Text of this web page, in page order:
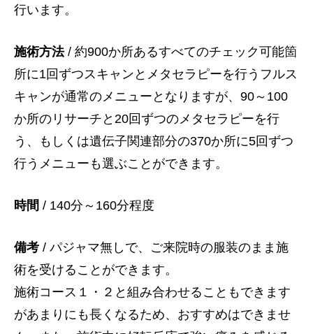
行います。
施術方法/ 約900か所あるすべてのチェック可能箇
所に1回ずつスキャンとメタセラピーを行うフルス
キャンが通常のメニューとなりますが、90～100
か所のリサーチと20回ずつのメタセラピーを行
う、もしくは遺伝子関連部分の370か所に5回ずつ
行うメニューも選ぶことができます。
時間 / 140分～160分程度
備考 / パジャマ無しで、ご来院時の服装のまま施
術を受けることができます。
施術コース１・２と組み合わせることもできます
があまりにも長くなるため、おすすめはできませ